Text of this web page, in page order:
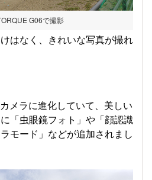
G06で撮影
はなく、きれいな写真が撮れ
メラに進化していて、美しい
「虫眼鏡フォト」や「顔認識
モード」などが追加されまし